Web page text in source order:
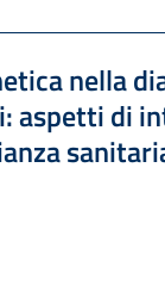
nella
aspetti di
kB